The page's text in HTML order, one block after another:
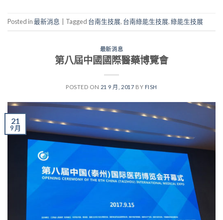
Posted in最新消息 Tagged 台南生技展, 台南綠能生技展,綠能生技展
最新消息
第八屆中國國際醫藥博覽會
POSTED ON 21 9 月, 2017 BY FISH
21
9 月